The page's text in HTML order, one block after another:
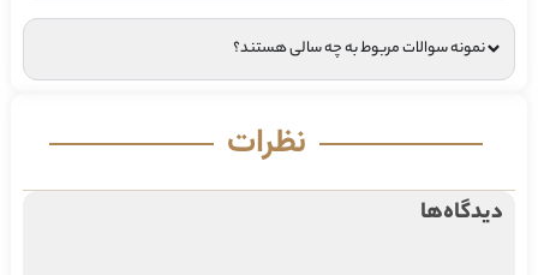
نمونه سوالات مربوط به چه سالی هستند؟
نظرات
دیدگاه‌ها